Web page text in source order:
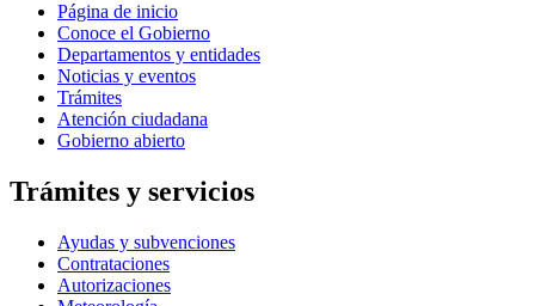
Página de inicio
Conoce el Gobierno
Departamentos y entidades
Noticias y eventos
Trámites
Atención ciudadana
Gobierno abierto
Trámites y servicios
Ayudas y subvenciones
Contrataciones
Autorizaciones